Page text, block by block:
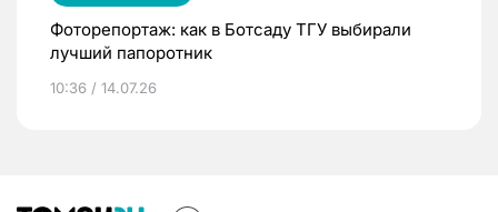
Фоторепортаж: как в Ботсаду ТГУ выбирали
лучший папоротник
10:36 / 14.07.26